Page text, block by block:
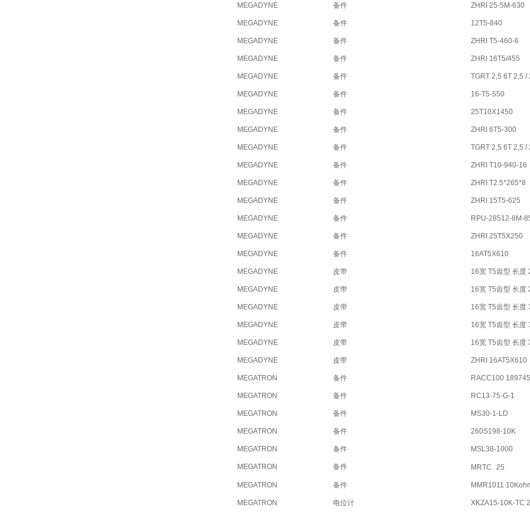
MEGADYNE 备件 ZHRI 25-5M-630
MEGADYNE 备件 12T5-840
MEGADYNE 备件 ZHRI T5-460-6
MEGADYNE 备件 ZHRI 16T5/455
MEGADYNE 备件 TGRT 2,5 6T 2,5 /
MEGADYNE 备件 16-T5-550
MEGADYNE 备件 25T10X1450
MEGADYNE 备件 ZHRI 6T5-300
MEGADYNE 备件 TGRT 2,5 6T 2,5 /
MEGADYNE 备件 ZHRI T10-940-16
MEGADYNE 备件 ZHRI T2.5*265*8
MEGADYNE 备件 ZHRI 15T5-625
MEGADYNE 备件 RPU-28512-8M-
MEGADYNE 备件 ZHRI 25T5X250
MEGADYNE 备件 16AT5X610
MEGADYNE 皮带 16宽 T5齿型 长度
MEGADYNE 皮带 16宽 T5齿型 长度
MEGADYNE 皮带 16宽 T5齿型 长度
MEGADYNE 皮带 16宽 T5齿型 长度
MEGADYNE 皮带 16宽 T5齿型 长度
MEGADYNE 皮带 ZHRI 16AT5X610
MEGATRON 备件 RACC100 189745
MEGATRON 备件 RC13-75-G-1
MEGATRON 备件 MS30-1-LD
MEGATRON 备件 260S198-10K
MEGATRON 备件 MSL38-1000
MEGATRON 备件 MRTC 25
MEGATRON 备件 MMR1011
MEGATRON 电位计 XKZA15-10K-TC